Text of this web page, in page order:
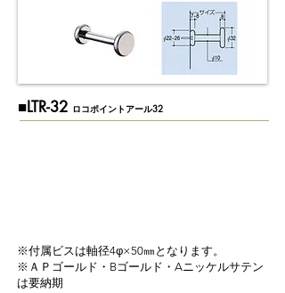
​■LTR-32 ロコポイントアール32
※付属ビスは軸径4φ×50㎜となります。
※ＡＰゴールド・Bゴールド・Aニッケルサテン
は要納期